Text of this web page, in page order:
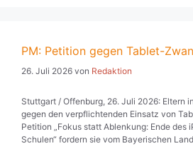
PM: Petition gegen Tablet-
26. Juli 2026 von Redaktion
Stuttgart / Offenburg, 26. Juli 2026: Eltern
gegen den verpflichtenden Einsatz von
Petition „Fokus statt Ablenkung: Ende des
Schulen“ fordern sie vom Bayerischen